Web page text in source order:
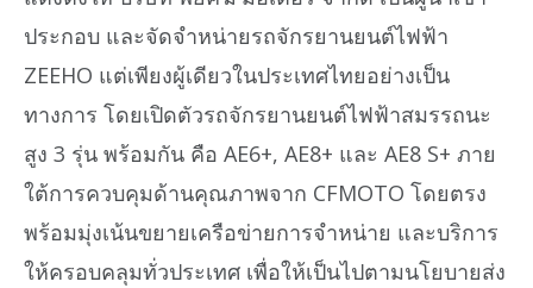
ประกอบ และจัดจำหน่ายรถจักรยานยนต์ไฟฟ้า
ZEEHO แต่เพียงผู้เดียวในประเทศไทยอย่างเป็น
ทางการ โดยเปิดตัวรถจักรยานยนต์ไฟฟ้าสมรรถนะ
สูง 3 รุ่น พร้อมกัน คือ AE6+, AE8+ และ AE8 S+ ภาย
ใต้การควบคุมด้านคุณภาพจาก CFMOTO โดยตรง
พร้อมมุ่งเน้นขยายเครือข่ายการจำหน่าย และบริการ
ให้ครอบคลุมทั่วประเทศ เพื่อให้เป็นไปตามนโยบายส่ง